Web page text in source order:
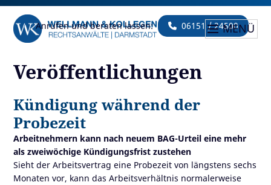
Anrufen und beraten lassen: 06151 / 24500MENÜ
Veröffentlichungen
Kündigung während der
Probezeit
Arbeitnehmern kann nach neuem BAG-Urteil eine mehr
als zweiwöchige Kündigungsfrist zustehen
Sieht der Arbeitsvertrag eine Probezeit von längstens sechs
Monaten vor, kann das Arbeitsverhältnis normalerweise